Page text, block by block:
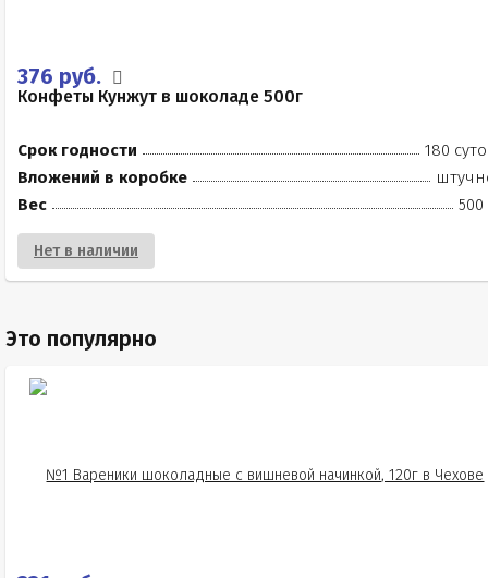
376 руб.
Конфеты Кунжут в шоколаде 500г
Срок годности
180
Вложений в коробке
Вес
500
Нет в наличии
Это популярно